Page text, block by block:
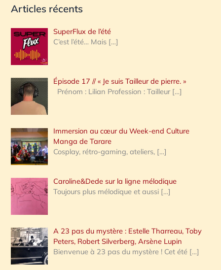
c
e
r
c
h
e
:
Articles récents
SuperFlux de l’été
C’est l’été… Mais […]
Épisode 17 // « Je suis Tailleur de pierre. »
Prénom : Lilian Profession : Tailleur […]
Immersion au cœur du Week-end Culture
Manga de Tarare
Cosplay, rétro-gaming, ateliers, […]
Caroline&Dede sur la ligne mélodique
Toujours plus mélodique et aussi […]
A 23 pas du mystère : Estelle Tharreau, Toby
Peters, Robert Silverberg, Arsène Lupin
Bienvenue à 23 pas du mystère ! Cet été […]